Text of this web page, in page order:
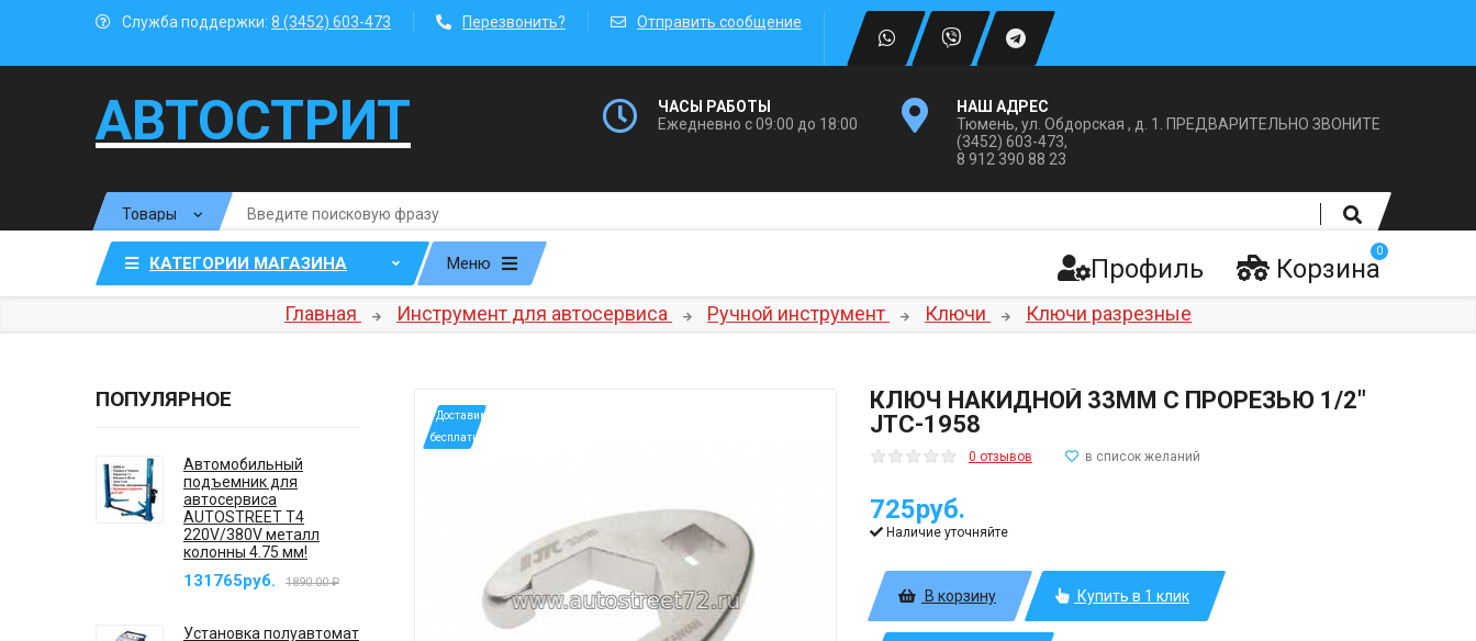
Служба поддержки: 8 (3452) 603-473 Перезвонить? Отправить сообщение
АВТОСТРИТ
ЧАСЫ РАБОТЫ
Ежедневно с 09:00 до 18:00
НАШ АДРЕС
Тюмень, ул. Обдорская , д. 1. ПРЕДВАРИТЕЛЬНО ЗВОНИТЕ
(3452) 603-473,
8 912 390 88 23
КАТЕГОРИИ МАГАЗИНА Меню Корзина
0
Профиль
Главная Инструмент для автосервиса Ручной инструмент Ключи Ключи разрезные
*Доставим
бесплатно
КЛЮЧ НАКИДНОЙ 33ММ С ПРОРЕЗЬЮ 1/2"
JTC-1958
0 отзывов
725руб.
Наличие уточняйте
В корзину Купить в 1 клик
ПОПУЛЯРНОЕ
Автомобильный
подъемник для
автосервиса
AUTOSTREET T4
220V/380V металл
колонны 4.75 мм!
131765руб. 1890.00 ₽
Установка полуавтомат